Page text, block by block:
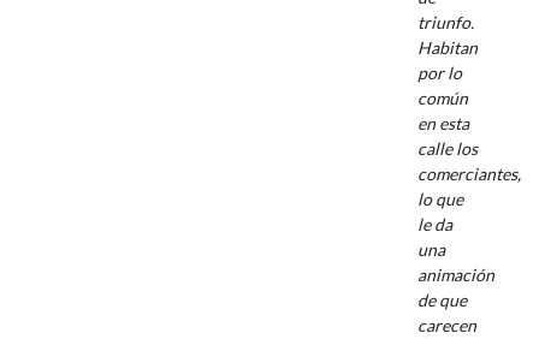
triunfo.
Habitan
por lo
común
en esta
calle los
comerciantes,
lo que
le da
una
animación
de que
carecen